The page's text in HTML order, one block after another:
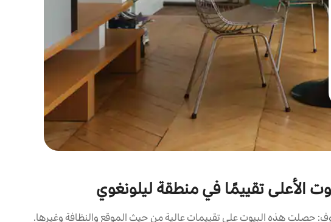
الأعلى تقييمًا في منطقة ليلونغوي
حصلت هذه البيوت على تقييمات عالية من حيث الموقع والنظافة وغيرها.